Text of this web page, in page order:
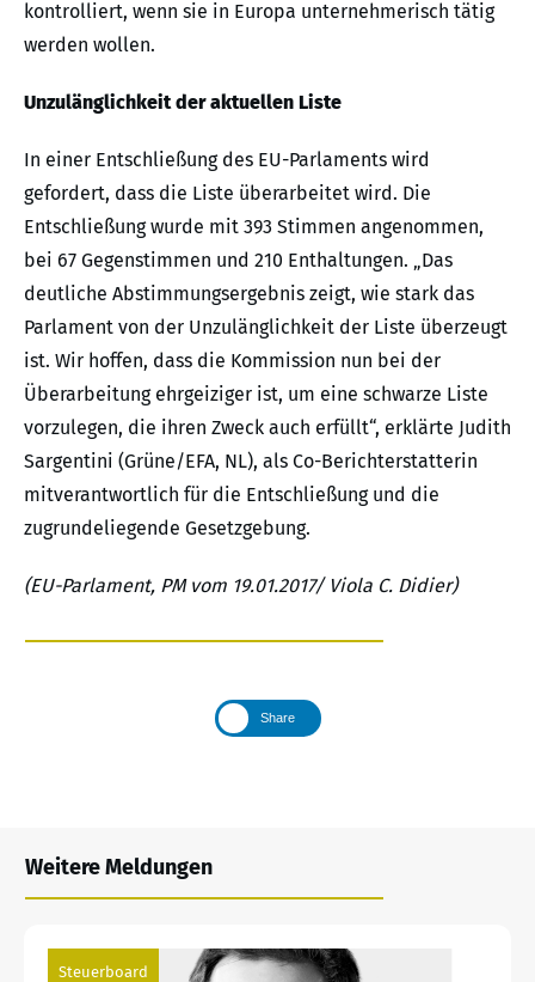
kontrolliert, wenn sie in Europa unternehmerisch tätig
werden wollen.
Unzulänglichkeit der aktuellen Liste
In einer Entschließung des EU-Parlaments wird
gefordert, dass die Liste überarbeitet wird. Die
Entschließung wurde mit 393 Stimmen angenommen,
bei 67 Gegenstimmen und 210 Enthaltungen. „Das
deutliche Abstimmungsergebnis zeigt, wie stark das
Parlament von der Unzulänglichkeit der Liste überzeugt
ist. Wir hoffen, dass die Kommission nun bei der
Überarbeitung ehrgeiziger ist, um eine schwarze Liste
vorzulegen, die ihren Zweck auch erfüllt“, erklärte Judith
Sargentini (Grüne/EFA, NL), als Co-Berichterstatterin
mitverantwortlich für die Entschließung und die
zugrundeliegende Gesetzgebung.
(EU-Parlament, PM vom 19.01.2017/ Viola C. Didier)
Share
Weitere Meldungen
Steuerboard